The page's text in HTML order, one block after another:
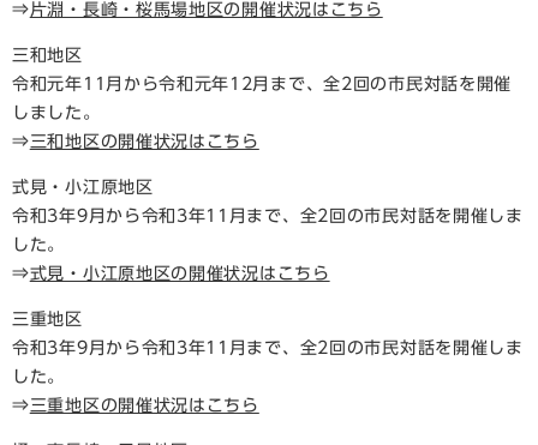
⇒片淵・長崎・桜馬場地区の開催状況はこちら
三和地区
令和元年11月から令和元年12月まで、全2回の市民対話を開催
しました。
⇒三和地区の開催状況はこちら
式見・小江原地区
令和3年9月から令和3年11月まで、全2回の市民対話を開催しま
した。
⇒式見・小江原地区の開催状況はこちら
三重地区
令和3年9月から令和3年11月まで、全2回の市民対話を開催しま
した。
⇒三重地区の開催状況はこちら